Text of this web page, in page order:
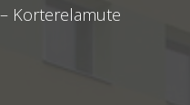
Korterelamute